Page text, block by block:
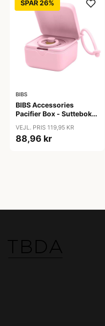
SPAR 26%
BIBS
BIBS Accessories
Pacifier Box - Sutteboks
Baby Pink
VEJL. PRIS 119,95 KR
88,96 kr